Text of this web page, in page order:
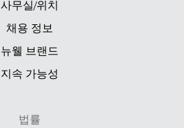
사무실/위치
채용 정보
뉴웰 브랜드
지속 가능성
법률